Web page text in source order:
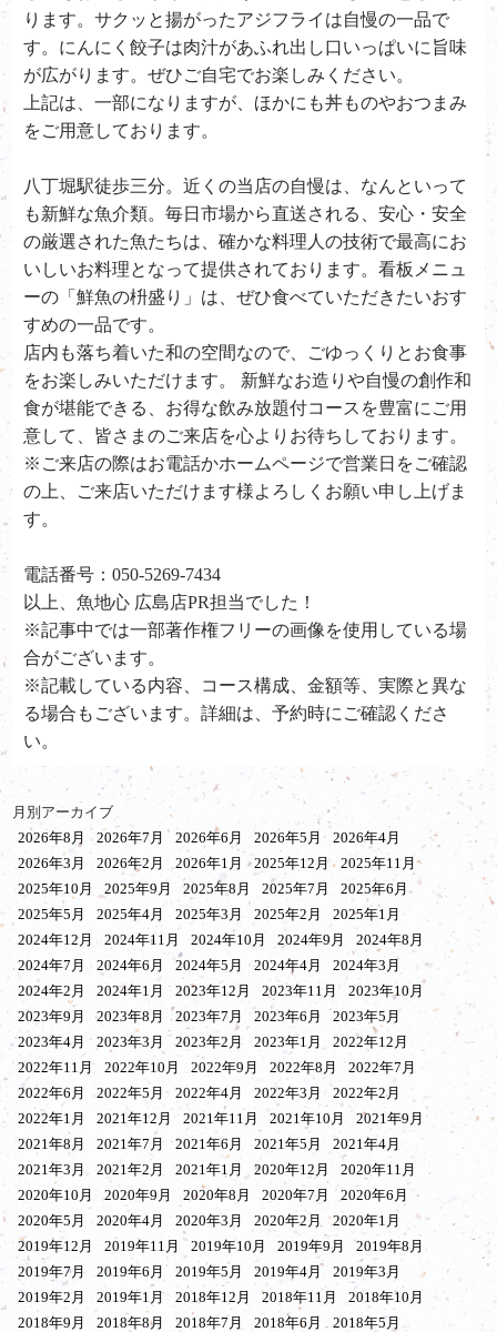
ります。サクッと揚がったアジフライは自慢の一品で
す。にんにく餃子は肉汁があふれ出し口いっぱいに旨味
が広がります。ぜひご自宅でお楽しみください。
上記は、一部になりますが、ほかにも丼ものやおつまみ
をご用意しております。
八丁堀駅徒歩三分。近くの当店の自慢は、なんといって
も新鮮な魚介類。毎日市場から直送される、安心・安全
の厳選された魚たちは、確かな料理人の技術で最高にお
いしいお料理となって提供されております。看板メニュ
ーの「鮮魚の枡盛り」は、ぜひ食べていただきたいおす
すめの一品です。
店内も落ち着いた和の空間なので、ごゆっくりとお食事
をお楽しみいただけます。 新鮮なお造りや自慢の創作和
食が堪能できる、お得な飲み放題付コースを豊富にご用
意して、皆さまのご来店を心よりお待ちしております。
※ご来店の際はお電話かホームページで営業日をご確認
の上、ご来店いただけます様よろしくお願い申し上げま
す。
電話番号：050-5269-7434
以上、魚地心 広島店PR担当でした！
※記事中では一部著作権フリーの画像を使用している場
合がございます。
※記載している内容、コース構成、金額等、実際と異な
る場合もございます。詳細は、予約時にご確認くださ
い。
月別アーカイブ
2026年8月
2026年7月 2026年6月 2026年5月
2026年4月
2026年3月
2026年2月 2026年1月 2025年12月
2025年11月
2025年10月
2025年9月 2025年8月 2025年7月
2025年6月
2025年5月
2025年4月 2025年3月 2025年2月
2025年1月
2024年12月
2024年11月 2024年10月 2024年9月
2024年8月
2024年7月
2024年6月 2024年5月 2024年4月
2024年3月
2024年2月
2024年1月 2023年12月 2023年11月
2023年10月
2023年9月
2023年8月 2023年7月 2023年6月
2023年5月
2023年4月
2023年3月 2023年2月 2023年1月
2022年12月
2022年11月
2022年10月 2022年9月 2022年8月
2022年7月
2022年6月
2022年5月 2022年4月 2022年3月
2022年2月
2022年1月
2021年12月 2021年11月 2021年10月
2021年9月
2021年8月
2021年7月 2021年6月 2021年5月
2021年4月
2021年3月
2021年2月 2021年1月 2020年12月
2020年11月
2020年10月
2020年9月 2020年8月 2020年7月
2020年6月
2020年5月
2020年4月 2020年3月 2020年2月
2020年1月
2019年12月
2019年11月 2019年10月 2019年9月
2019年8月
2019年7月
2019年6月 2019年5月 2019年4月
2019年3月
2019年2月
2019年1月 2018年12月 2018年11月
2018年10月
2018年9月
2018年8月 2018年7月 2018年6月
2018年5月